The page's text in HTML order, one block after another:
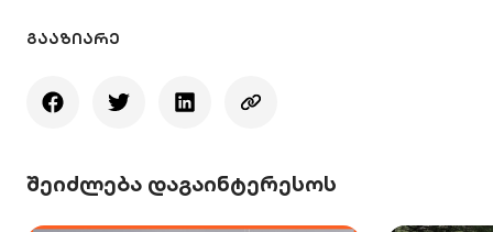
ᲒᲐᲐᲖᲘᲐᲠᲔ
შეიძლება დაგაინტერესოს